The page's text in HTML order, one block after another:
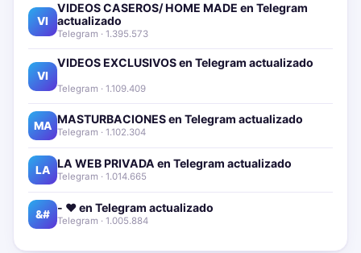
VI
VIDEOS CASEROS/ HOME MADE en Telegram
actualizado📱🔥
Telegram · 1.395.573
VI
VIDEOS EXCLUSIVOS en Telegram actualizado📱
Telegram · 1.109.409
MA MASTURBACIONES en Telegram actualizado📱🔥
Telegram · 1.102.304
LA LA WEB PRIVADA en Telegram actualizado📱🔥
Telegram · 1.014.665
&# - ❤️ en Telegram actualizado📱🔥
Telegram · 1.005.884